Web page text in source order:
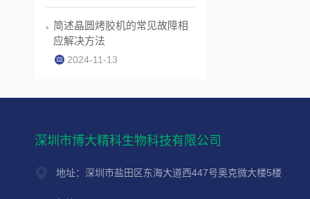
简述晶圆烤胶机的常见故障相
应解决方法
2024-11-13
深圳市博大精科生物科技有限公司
地址：深圳市盐田区东海大道西447号奥克微大楼5楼